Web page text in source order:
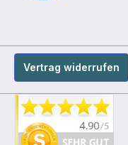
Vertrag widerrufen